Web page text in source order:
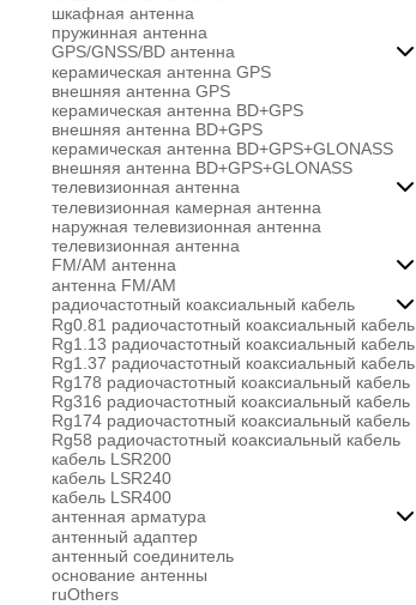
шкафная антенна
пружинная антенна
GPS/GNSS/BD антенна

керамическая антенна GPS
внешняя антенна GPS
керамическая антенна BD+GPS
внешняя антенна BD+GPS
керамическая антенна BD+GPS+GLONASS
внешняя антенна BD+GPS+GLONASS
телевизионная антенна

телевизионная камерная антенна
наружная телевизионная антенна
телевизионная антенна
FM/AM антенна

антенна FM/AM
радиочастотный коаксиальный кабель

Rg0.81 радиочастотный коаксиальный кабель
Rg1.13 радиочастотный коаксиальный кабель
Rg1.37 радиочастотный коаксиальный кабель
Rg178 радиочастотный коаксиальный кабель
Rg316 радиочастотный коаксиальный кабель
Rg174 радиочастотный коаксиальный кабель
Rg58 радиочастотный коаксиальный кабель
кабель LSR200
кабель LSR240
кабель LSR400
антенная арматура

антенный адаптер
антенный соединитель
основание антенны
ruOthers